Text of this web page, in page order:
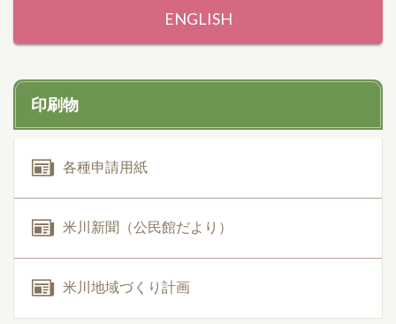
ENGLISH
印刷物
各種申請用紙
米川新聞（公民館だより）
米川地域づくり計画